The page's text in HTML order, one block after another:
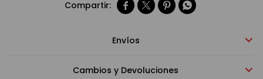
   
Envíos
Cambios y Devoluciones
Promociones